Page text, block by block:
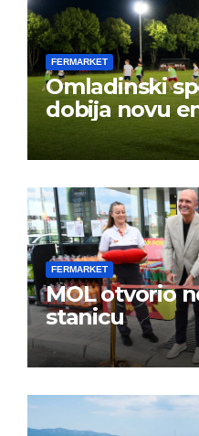
FERMARKET
Omladinski
dobija novu
FERMARKET
MOL otvorio
stanicu